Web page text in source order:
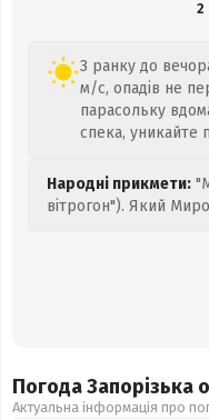
2
З ранку до
м/с, опадів не
парасольку
спека, уникайте
Народні прикмети:
вітрогон"). Який
Погода Запорізька
Актуальна інформація про